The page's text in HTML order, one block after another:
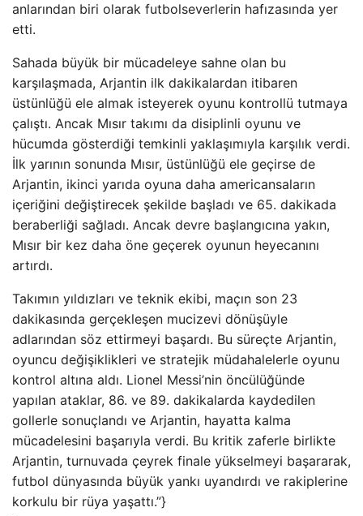
anlarından biri olarak futbolseverlerin hafızasında yer
etti.
Sahada büyük bir mücadeleye sahne olan bu
karşılaşmada, Arjantin ilk dakikalardan itibaren
üstünlüğü ele almak isteyerek oyunu kontrollü tutmaya
çalıştı. Ancak Mısır takımı da disiplinli oyunu ve
hücumda gösterdiği temkinli yaklaşımıyla karşılık verdi.
İlk yarının sonunda Mısır, üstünlüğü ele geçirse de
Arjantin, ikinci yarıda oyuna daha americansaların
içeriğini değiştirecek şekilde başladı ve 65. dakikada
beraberliği sağladı. Ancak devre başlangıcına yakın,
Mısır bir kez daha öne geçerek oyunun heyecanını
artırdı.
Takımın yıldızları ve teknik ekibi, maçın son 23
dakikasında gerçekleşen mucizevi dönüşüyle
adlarından söz ettirmeyi başardı. Bu süreçte Arjantin,
oyuncu değişiklikleri ve stratejik müdahalelerle oyunu
kontrol altına aldı. Lionel Messi’nin öncülüğünde
yapılan ataklar, 86. ve 89. dakikalarda kaydedilen
gollerle sonuçlandı ve Arjantin, hayatta kalma
mücadelesini başarıyla verdi. Bu kritik zaferle birlikte
Arjantin, turnuvada çeyrek finale yükselmeyi başararak,
futbol dünyasında büyük yankı uyandırdı ve rakiplerine
korkulu bir rüya yaşattı.”}